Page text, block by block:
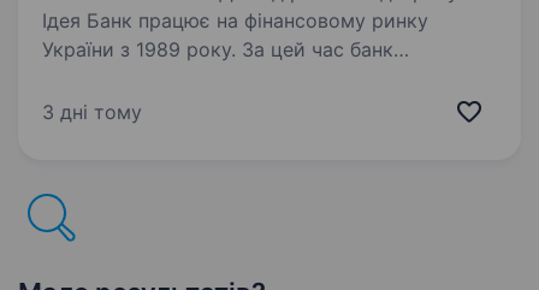
Ідея Банк працює на фінансовому ринку
України з 1989 року. За цей час банк
партнер для клієнтів. Наша справжня
3 дні тому